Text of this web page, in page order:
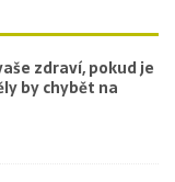
zdraví, pokud je
by chybět na